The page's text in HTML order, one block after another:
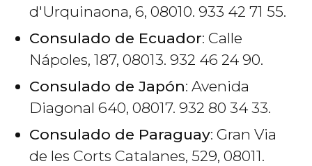
d'Urquinaona, 6, 08010. 933 42 71 55.
Consulado de Ecuador: Calle
Nápoles, 187, 08013. 932 46 24 90.
Consulado de Japón: Avenida
Diagonal 640, 08017. 932 80 34 33.
Consulado de Paraguay: Gran Via
de les Corts Catalanes, 529, 08011.